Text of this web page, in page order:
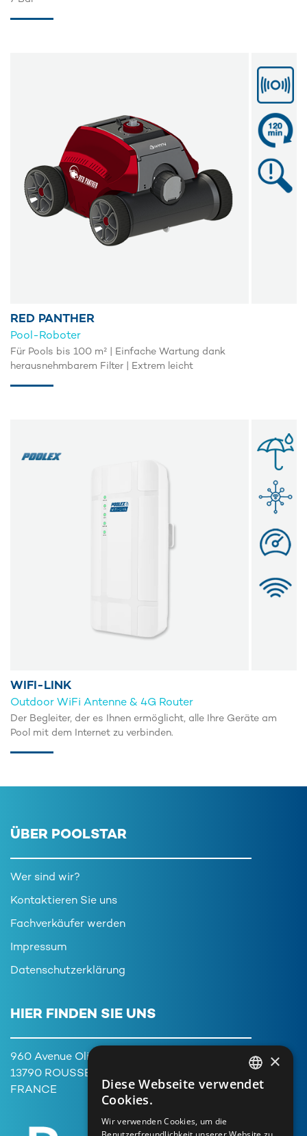
RED PANTHER
Pool-Roboter
Für Pools bis 100 m² | Einfache Wartung dank
herausnehmbarem Filter | Extrem leicht
WIFI-LINK
Outdoor WiFi Antenne & 4G Router
Der Begleiter, der es Ihnen ermöglicht, alle Ihre Geräte am
Pool mit dem Internet zu verbinden.
ÜBER POOLSTAR
Wer sind wir?
Kontaktieren Sie uns
Fachverkäufer werden
Impressum
Datenschutzerklärung
HIER FINDEN SIE UNS
960 Avenue Olivier Perroy,
13790 ROUSSET
FRANCE
FRENCH
×
Diese Webseite verwendet
Cookies.
Wir verwenden Cookies, um die